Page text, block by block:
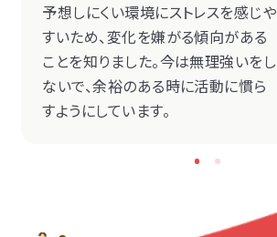
予想しにくい環境にストレスを感じや
すいため、変化を嫌がる傾向がある
ことを知りました。今は無理強いをし
ないで、余裕のある時に活動に慣ら
すようにしています。